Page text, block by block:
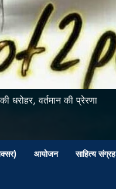
धरोहर, वर्तमान की प्रेरणा
आयोजन साहित्य संग्रह